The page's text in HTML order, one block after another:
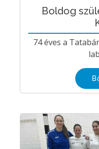
Boldog
74 éves a